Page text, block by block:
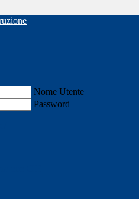
Nome Utente
Password